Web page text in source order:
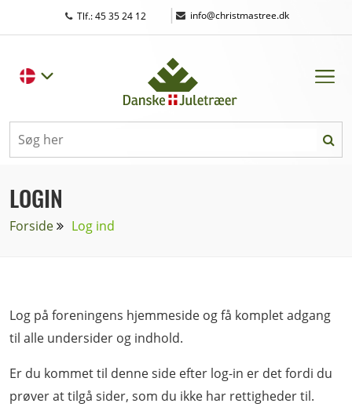
Tlf.: 45 35 24 12 | info@christmastree.dk
LOGIN
Forside Log ind
Log på foreningens hjemmeside og få komplet adgang
til alle undersider og indhold.
Er du kommet til denne side efter log-in er det fordi du
prøver at tilgå sider, som du ikke har rettigheder til.